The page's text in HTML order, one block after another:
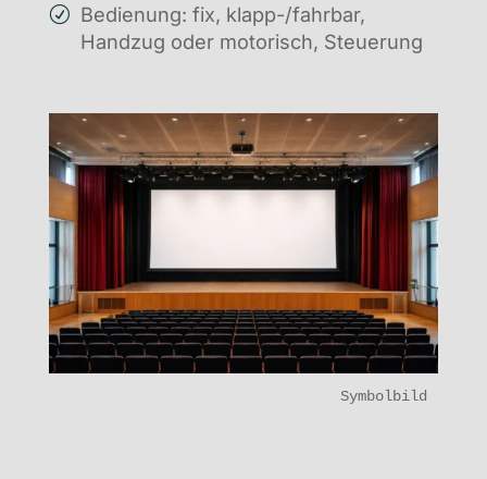
Bedienung: fix, klapp-/fahrbar,
Handzug oder motorisch, Steuerung
Symbolbild